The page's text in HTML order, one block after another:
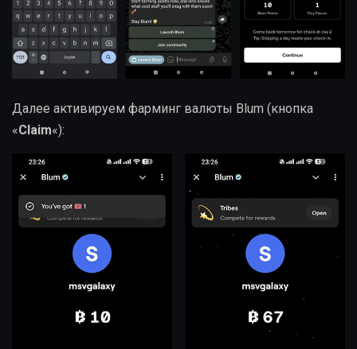
Далее активируем фарминг валюты Blum (кнопка
«Claim«):